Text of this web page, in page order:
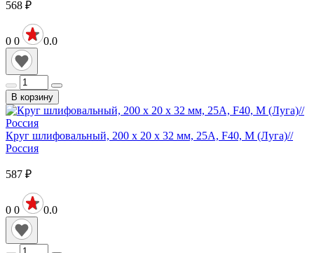
568 ₽
0 0 0.0
В корзину
Круг шлифовальный, 200 х 20 х 32 мм, 25А, F40, М (Луга)//
Россия
587 ₽
0 0 0.0